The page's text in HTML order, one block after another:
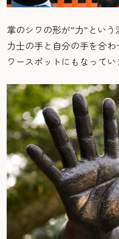
掌のシワの形が”力”とい
力士の手と自分の手を合
ワースポットにもなってい